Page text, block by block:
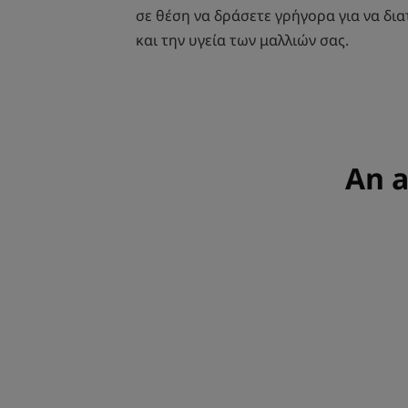
σε θέση να δράσετε γρήγορα για να
και την υγεία των μαλλιών σας.
An